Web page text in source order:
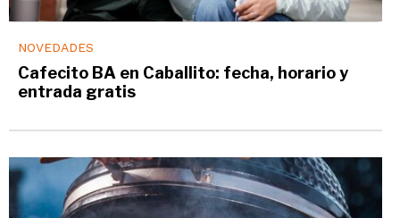
NOVEDADES
Cafecito BA en Caballito: fecha, horario y
entrada gratis